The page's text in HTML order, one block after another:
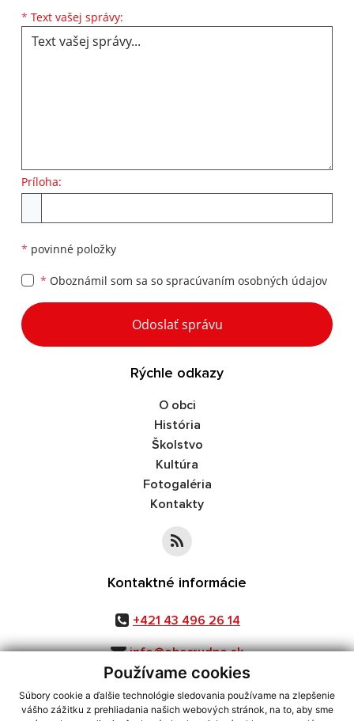
Používame cookies
Súbory cookie a ďalšie technológie sledovania používame na zlepšenie
vášho zážitku z prehliadania našich webových stránok, na to, aby sme
* Text vašej správy:
Príloha:
* povinné položky
* Oboznámil som sa so spracúvaním osobných údajov
Google reCaptcha Response
Odoslať správu
Rýchle odkazy
O obci
História
Školstvo
Kultúra
Fotogaléria
Kontakty
Kontaktné informácie
+421 43 496 26 14
info@obecrudno.sk